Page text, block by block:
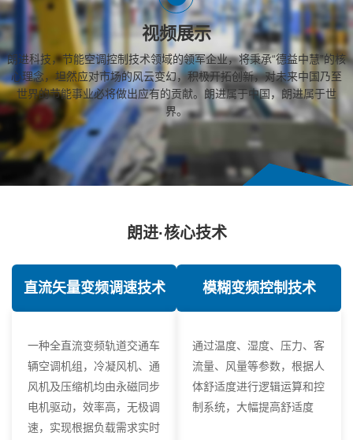
视频展示
朗进科技，节能空调控制技术领域的领军企业，将秉承“德益中慧”的核
心理念，坦然应对市场的风云变幻，积极开拓创新，对未来中国乃至
世界的节能事业必将做出应有的贡献。朗进属于中国，朗进属于世
界。
朗进·核心技术
直流矢量变频调速技术
一种全直流变频轨道交通车
辆空调机组，冷凝风机、通
风机及压缩机均由永磁同步
电机驱动，效率高，无极调
速，实现根据负载需求实时
模糊变频控制技术
通过温度、湿度、压力、客
流量、风量等参数，根据人
体舒适度进行逻辑运算和控
制系统，大幅提高舒适度